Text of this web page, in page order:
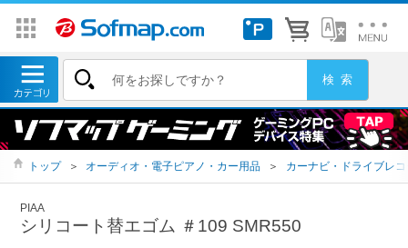
トップ ＞ オーディオ・電子ピアノ・カー用品 ＞ カーナビ・ドライブレ
PIAA
シリコート替エゴム ＃109 SMR550